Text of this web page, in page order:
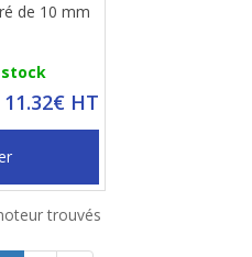
de 10 mm
11.32€ HT
trouvés